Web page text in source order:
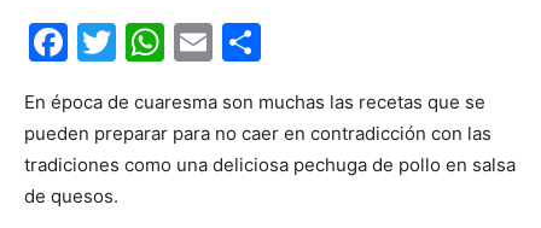
Facebook
Twitter
WhatsApp
Email
En época de cuaresma son muchas las recetas que se
pueden preparar para no caer en contradicción con las
tradiciones como una deliciosa pechuga de pollo en salsa
de quesos.